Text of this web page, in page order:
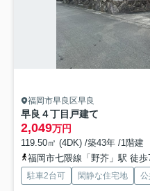
福岡市早良区早良
早良４丁目戸建て
2,049万円
119.50㎡ (4DK) /築43年 /1階建
福岡市七隈線「野芥」駅 徒
駐車2台可 閑静な住宅地